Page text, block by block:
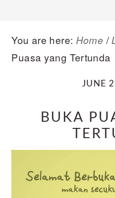
You are here: Home /
Puasa yang Tertunda
JUNE
BUKA